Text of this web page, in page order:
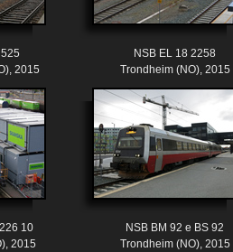
2015
NSB EL 18 2258
Trondheim (NO), 2015
10
2015
NSB BM 92 e BS 92
Trondheim (NO), 2015